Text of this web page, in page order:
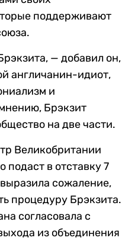
поддерживают
— добавил он,
англичанин-идиот,
и
Брэкзит
на две части.
Великобритании
подаст в отставку 7
сожаление,
процедуру Брэкзита.
согласовала с
из объединения